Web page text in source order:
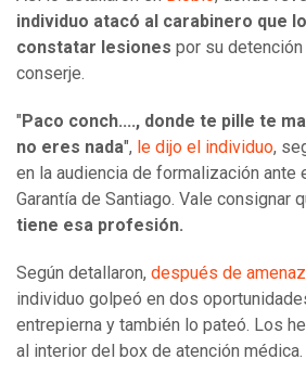
individuo atacó al carabinero que
constatar lesiones por su
conserje.
"Paco conch...., donde te pille te
no eres nada", le dijo el individuo,
en la audiencia de formalización ante
Garantía de Santiago. Vale consignar
tiene esa profesión.
Según detallaron, después de
individuo golpeó en dos
entrepierna y también lo pateó. Los
al interior del box de atención médica.